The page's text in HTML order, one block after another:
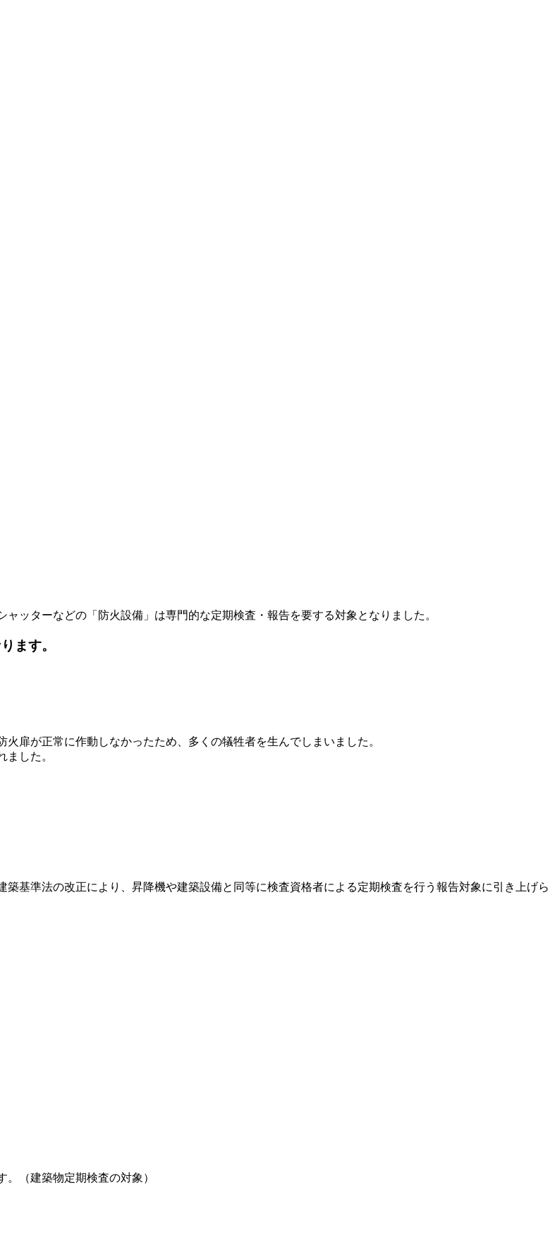
ッターなどの「防火設備」は専門的な定期検査・報告を要する対象となりました。
ます。
扉が正常に作動しなかったため、多くの犠牲者を生んでしまいました。
した。
基準法の改正により、昇降機や建築設備と同等に検査資格者による定期検査を行う報告対象に引き上げら
（建築物定期検査の対象）